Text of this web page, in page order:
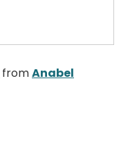
fromAnabel